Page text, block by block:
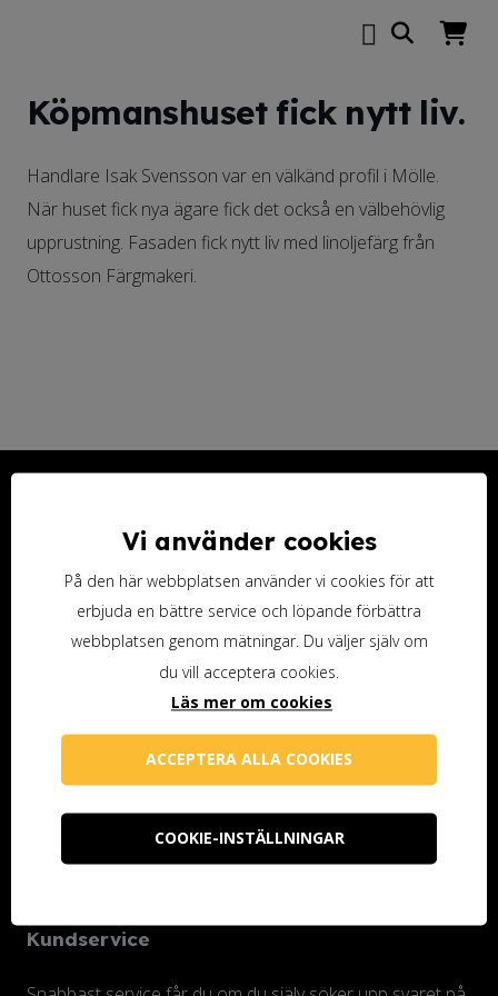
Köpmanshuset fick nytt liv.
Handlare Isak Svensson var en välkänd profil i Mölle.
När huset fick nya ägare fick det också en välbehövlig
upprustning. Fasaden fick nytt liv med linoljefärg från
Ottosson Färgmakeri.
Ottosson Färgmakeri AB
Kontoristgatan 10
247 70 Genarp
Telefon (butiken): 040-48 25 74
info@ottossonfarg.com
Öppettider butiken
Måndag 10.00-18.00
Tisdag-fredag 10.00-16.00
Lunchstängt varje dag 12.00-13.00
Kundservice
Vi använder cookies
På den här webbplatsen använder vi cookies för att
erbjuda en bättre service och löpande förbättra
webbplatsen genom mätningar. Du väljer själv om
du vill acceptera cookies.
Läs mer om cookies
ACCEPTERA ALLA COOKIES
COOKIE-INSTÄLLNINGAR